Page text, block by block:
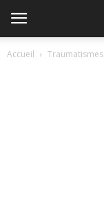
Accueil Traumatismes